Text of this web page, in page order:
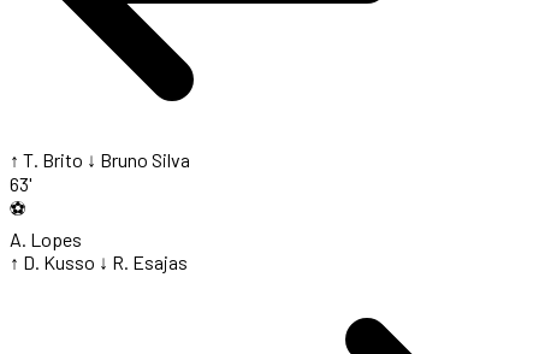
↑ T. Brito ↓ Bruno Silva
63'
⚽
A. Lopes
↑ D. Kusso ↓ R. Esajas